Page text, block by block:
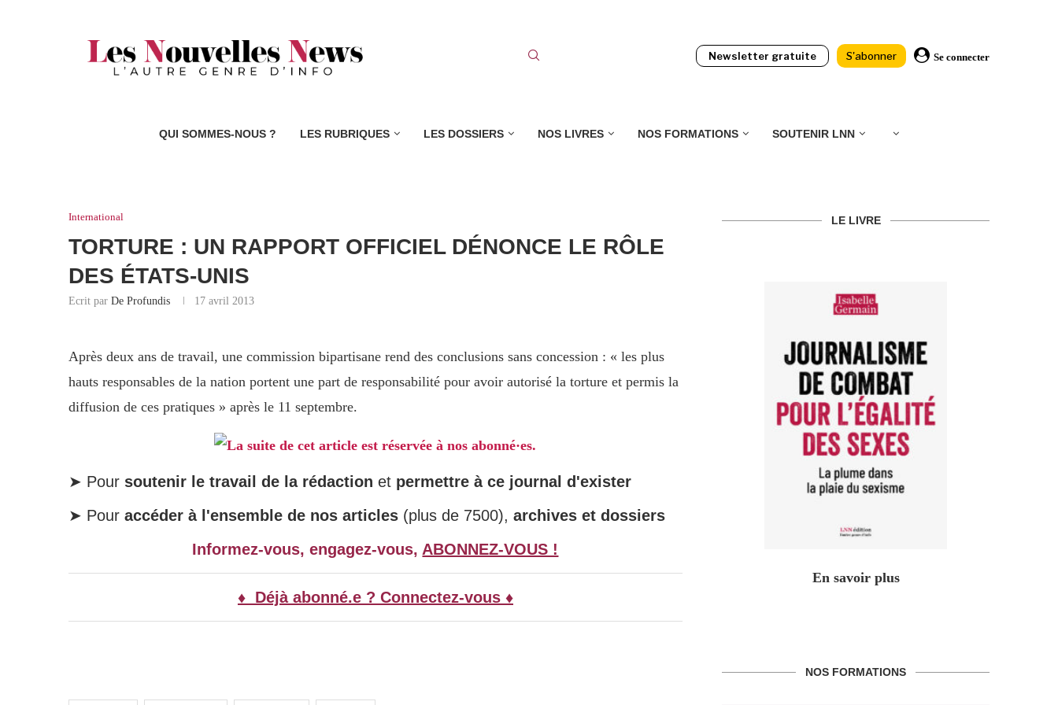
Newsletter gratuite S'abonner Se connecter
QUI SOMMES-NOUS ? LES RUBRIQUES LES DOSSIERS NOS LIVRES NOS FORMATIONS SOUTENIR LNN
International
TORTURE : UN RAPPORT OFFICIEL DÉNONCE LE RÔLE
DES ÉTATS-UNIS
Ecrit par De Profundis 17 avril 2013
Après deux ans de travail, une commission bipartisane rend des conclusions sans concession : « les plus
hauts responsables de la nation portent une part de responsabilité pour avoir autorisé la torture et permis la
diffusion de ces pratiques » après le 11 septembre.
La suite de cet article est réservée à nos abonné·es.
➤ Pour soutenir le travail de la rédaction et permettre à ce journal d'exister
➤ Pour accéder à l'ensemble de nos articles (plus de 7500), archives et dossiers
Informez-vous, engagez-vous, ABONNEZ-VOUS !
♦ Déjà abonné.e ? Connectez-vous ♦
LE LIVRE
En savoir plus
NOS FORMATIONS